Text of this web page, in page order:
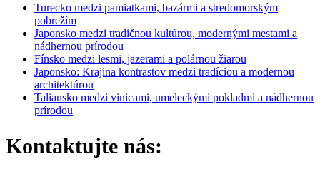
Turecko medzi pamiatkami, bazármi a stredomorským
pobrežím
Japonsko medzi tradičnou kultúrou, modernými mestami a
nádhernou prírodou
Fínsko medzi lesmi, jazerami a polárnou žiarou
Japonsko: Krajina kontrastov medzi tradíciou a modernou
architektúrou
Taliansko medzi vinicami, umeleckými pokladmi a nádhernou
prírodou
Kontaktujte nás: